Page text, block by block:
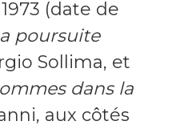
(date de
poursuite
Sollima, et
dans la
aux côtés